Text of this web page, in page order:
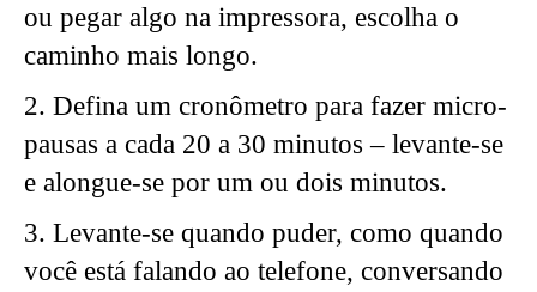
ou pegar algo na impressora, escolha o
caminho mais longo.
2. Defina um cronômetro para fazer micro-
pausas a cada 20 a 30 minutos – levante-se
e alongue-se por um ou dois minutos.
3. Levante-se quando puder, como quando
você está falando ao telefone, conversando